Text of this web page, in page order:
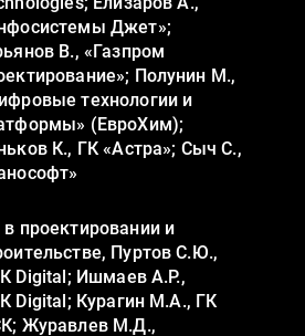
Джет»;
В., «Газпром
Полунин М.,
технологии и
(ЕвроХим);
К., ГК «Астра»; Сыч С.,
проектировании и
Пуртов С.Ю.,
Digital; Ишмаев А.Р.,
Digital; Курагин М.А., ГК
Журавлев М.Д.,